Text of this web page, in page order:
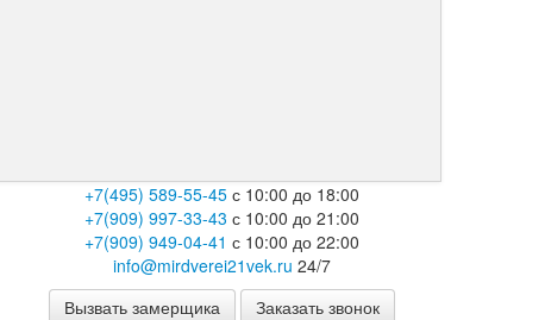
+7(495) 589-55-45с 10:00 до 18:00
+7(909) 997-33-43 с 10:00 до 21:00
+7(909) 949-04-41 с 10:00 до 22:00
info@mirdverei21vek.ru 24/7
Вызвать замерщика
Заказать звонок